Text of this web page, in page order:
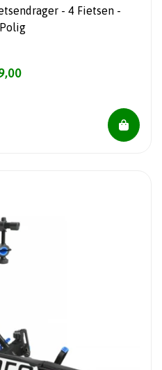
- 4 Fietsen -
Polig